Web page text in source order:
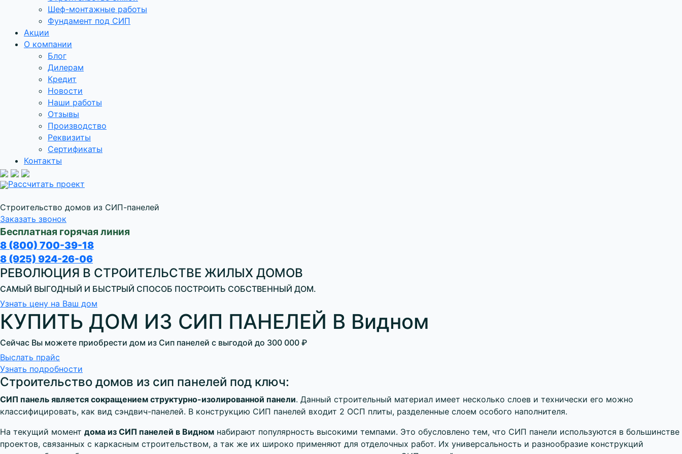
Шеф-монтажные работы
Фундамент под СИП
Акции
О компании
Блог
Дилерам
Кредит
Новости
Наши работы
Отзывы
Производство
Реквизиты
Сертификаты
Контакты
Рассчитать проект
Строительство домов из СИП-панелей
Заказать звонок
Бесплатная горячая линия
8 (800) 700-39-18
8 (925) 924-26-06
РЕВОЛЮЦИЯ В СТРОИТЕЛЬСТВЕ ЖИЛЫХ ДОМОВ
САМЫЙ ВЫГОДНЫЙ И БЫСТРЫЙ СПОСОБ ПОСТРОИТЬ СОБСТВЕННЫЙ ДОМ.
Узнать цену на Ваш дом
КУПИТЬ ДОМ ИЗ СИП ПАНЕЛЕЙ В Видном
Сейчас Вы можете приобрести дом из Сип панелей с выгодой до 300 000 ₽
Выслать прайс
Узнать подробности
Строительство домов из сип панелей под ключ:
СИП панель является сокращением структурно-изолированной панели. Данный строительный материал имеет несколько слоев и технически его можно
классифицировать, как вид сэндвич-панелей. В конструкцию СИП панелей входит 2 ОСП плиты, разделенные слоем особого наполнителя.
На текущий момент дома из СИП панелей в Видном набирают популярность высокими темпами. Это обусловлено тем, что СИП панели используются в большинстве
проектов, связанных с каркасным строительством, а так же их широко применяют для отделочных работ. Их универсальность и разнообразие конструкций